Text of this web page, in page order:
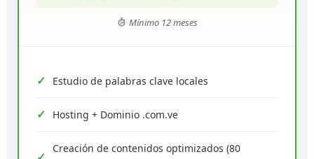
Mínimo 12 meses
Estudio de palabras clave locales
Hosting + Dominio .com.ve
Creación de contenidos optimizados (80